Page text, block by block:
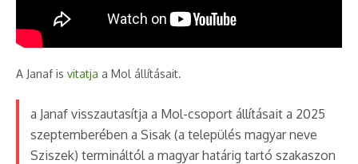
A Janaf is vitatja a Mol állításait.
a Janaf visszautasítja a Mol-csoport állításait a 2025
szeptemberében a Sisak (a település magyar neve
Sziszek) termináltól a magyar határig tartó szakaszon